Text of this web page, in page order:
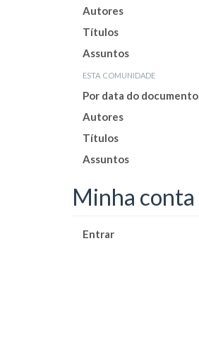
Autores
Títulos
Assuntos
esta comunidade
Por data do documento
Autores
Títulos
Assuntos
Minha conta
Entrar